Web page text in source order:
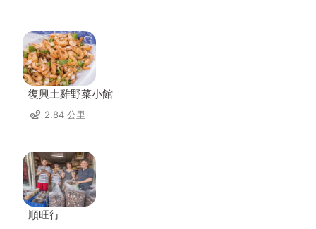
復興土雞野菜小館
2.84 公里
順旺行